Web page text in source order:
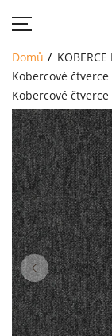
DOMŮ
SORTIMENT
AKCE
CENÍK
REFERENCE
SOUTĚŽ
Domů KOBERCE
Kobercové
Kobercové čtverce